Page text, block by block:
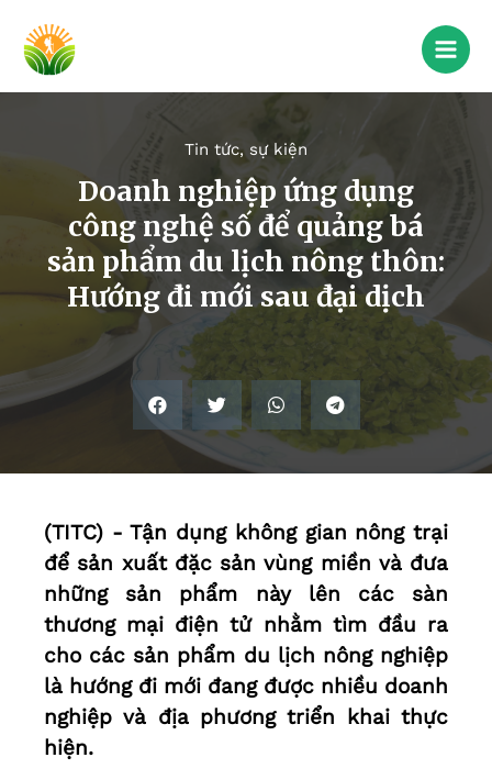
Tin tức, sự kiện
Doanh nghiệp ứng dụng
công nghệ số để quảng bá
sản phẩm du lịch nông thôn:
Hướng đi mới sau đại dịch
(TITC) - Tận dụng không gian nông trại
để sản xuất đặc sản vùng miền và đưa
những sản phẩm này lên các sàn
thương mại điện tử nhằm tìm đầu ra
cho các sản phẩm du lịch nông nghiệp
là hướng đi mới đang được nhiều doanh
nghiệp và địa phương triển khai thực
hiện.